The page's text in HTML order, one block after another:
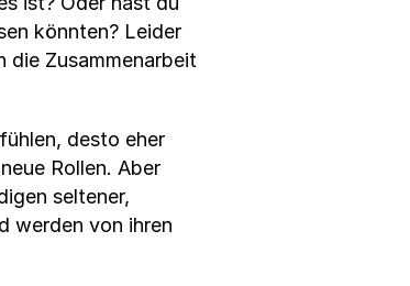
könnten? Leider
die Zusammenarbeit
desto eher
Rollen. Aber
seltener,
werden von ihren